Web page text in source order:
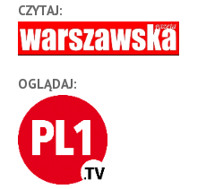
CZYTAJ:
OGLĄDAJ: